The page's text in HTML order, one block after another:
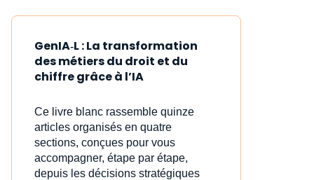
GenIA‑L : La transformation
des métiers du droit et du
chiffre grâce à l’IA
Ce livre blanc rassemble quinze
articles organisés en quatre
sections, conçues pour vous
accompagner, étape par étape,
depuis les décisions stratégiques